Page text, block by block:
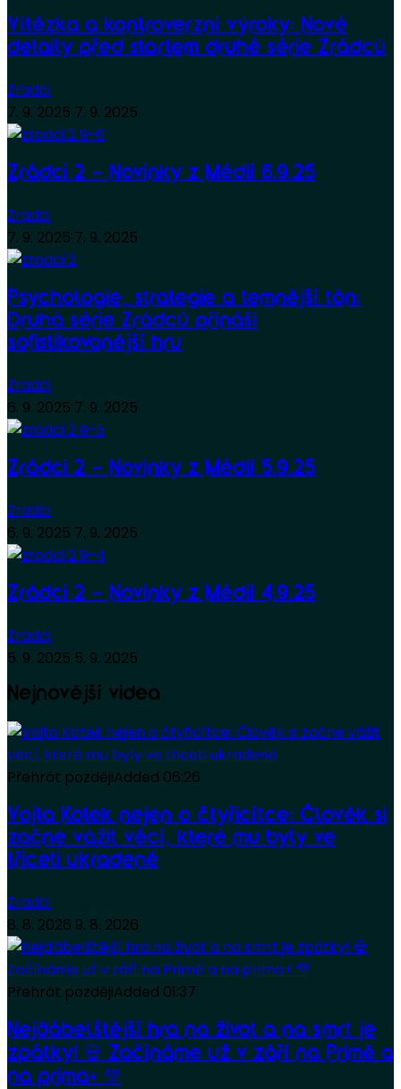
Vítězka a kontroverzní výroky: Nové
detaily před startem druhé série Zrádců
Zradci
7. 9. 2025 7. 9. 2025
Zrádci 2 – Novinky z Médií 6.9.25
Zradci
7. 9. 2025 7. 9. 2025
Psychologie, strategie a temnější tón:
Druhá série Zrádců přináší
sofistikovanější hru
Zradci
6. 9. 2025 7. 9. 2025
Zrádci 2 – Novinky z Médií 5.9.25
Zradci
6. 9. 2025 7. 9. 2025
Zrádci 2 – Novinky z Médií 4.9.25
Zradci
5. 9. 2025 5. 9. 2025
Nejnovější videa
Přehrát pozdějiAdded 06:26
Vojta Kotek nejen o čtyřicítce: Člověk si
začne vážit věcí, které mu byly ve
třiceti ukradené
Zradci
8. 8. 2026 9. 8. 2026
Přehrát pozdějiAdded 01:37
Nejďábelštější hra na život a na smrt je
zpátky! 💀 Začínáme už v září na Primě a
na prima+ 💚